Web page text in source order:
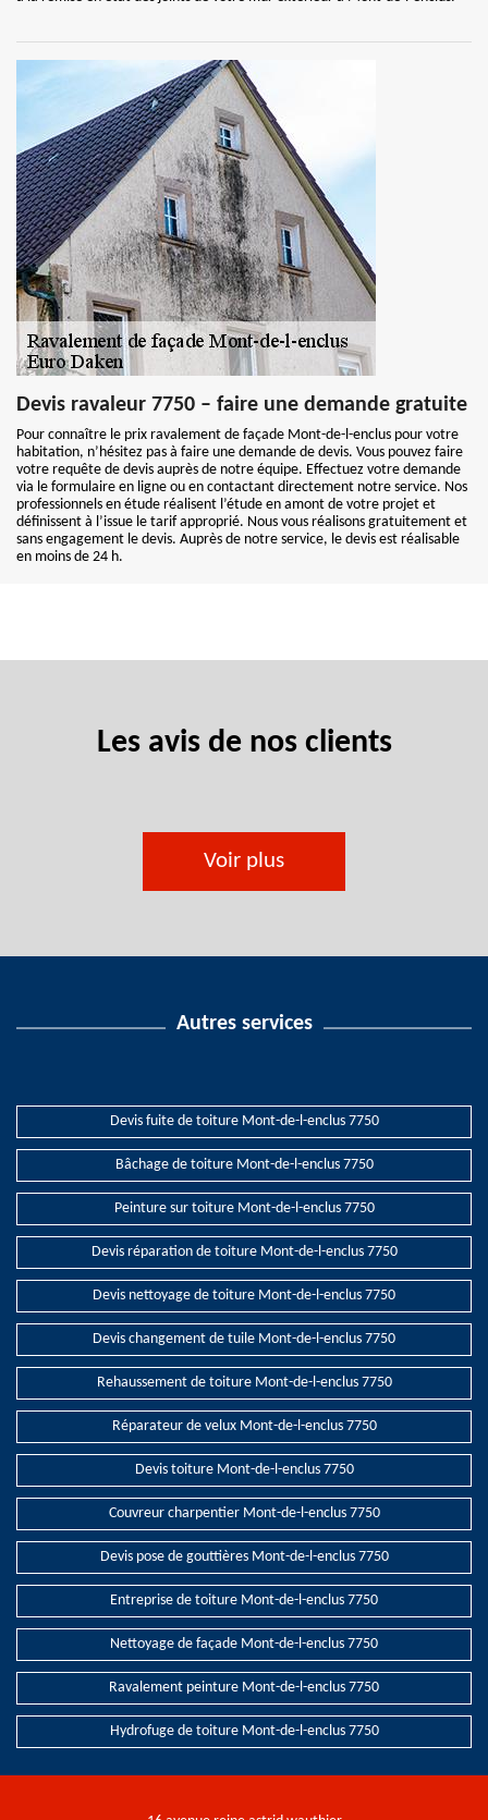
Devis ravaleur 7750 – faire une demande gratuite
Pour connaître le prix ravalement de façade Mont-de-l-enclus pour votre
habitation, n’hésitez pas à faire une demande de devis. Vous pouvez faire
votre requête de devis auprès de notre équipe. Effectuez votre demande
via le formulaire en ligne ou en contactant directement notre service. Nos
professionnels en étude réalisent l’étude en amont de votre projet et
définissent à l’issue le tarif approprié. Nous vous réalisons gratuitement et
sans engagement le devis. Auprès de notre service, le devis est réalisable
en moins de 24 h.
Les avis de nos clients
Voir plus
Autres services
Devis fuite de toiture Mont-de-l-enclus 7750
Bâchage de toiture Mont-de-l-enclus 7750
Peinture sur toiture Mont-de-l-enclus 7750
Devis réparation de toiture Mont-de-l-enclus 7750
Devis nettoyage de toiture Mont-de-l-enclus 7750
Devis changement de tuile Mont-de-l-enclus 7750
Rehaussement de toiture Mont-de-l-enclus 7750
Réparateur de velux Mont-de-l-enclus 7750
Devis toiture Mont-de-l-enclus 7750
Couvreur charpentier Mont-de-l-enclus 7750
Devis pose de gouttières Mont-de-l-enclus 7750
Entreprise de toiture Mont-de-l-enclus 7750
Nettoyage de façade Mont-de-l-enclus 7750
Ravalement peinture Mont-de-l-enclus 7750
Hydrofuge de toiture Mont-de-l-enclus 7750